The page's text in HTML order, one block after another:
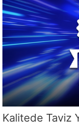
Kalitede Taviz